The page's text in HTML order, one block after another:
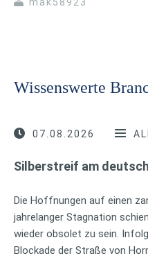
mak58923
Wissenswerte
07.08.2026
Silberstreif am
Die Hoffnungen auf einen
jahrelanger Stagnation
wieder obsolet zu sein.
Blockade der Straße von